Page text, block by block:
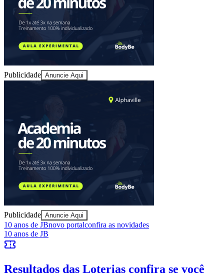
Bragantino
Publicidade Anuncie Aqui
Publicidade Anuncie Aqui